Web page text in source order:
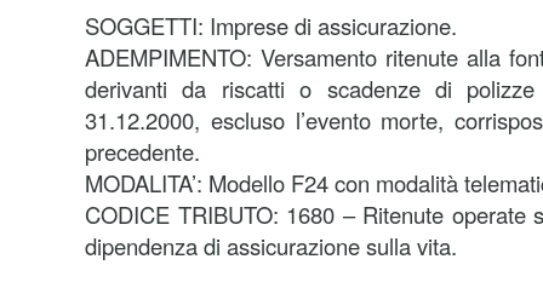
SOGGETTI: Imprese di assicurazione.
ADEMPIMENTO: Versamento ritenute alla
derivanti da riscatti o scadenze di
31.12.2000, escluso l’evento morte,
precedente.
MODALITA’: Modello F24 con modalità
CODICE TRIBUTO: 1680 – Ritenute operate
dipendenza di assicurazione sulla vita.